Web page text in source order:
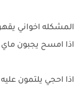
المشكله اخواني
اذا امسح يجبون
اذا احجي يلتمون